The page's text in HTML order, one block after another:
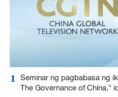
1
Seminar ng pagbabasa ng
The Governance of China,"